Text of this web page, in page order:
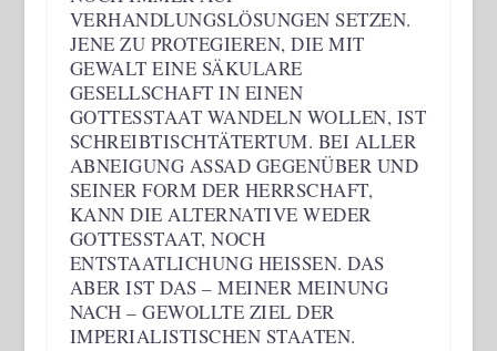
VERHANDLUNGSLÖSUNGEN SETZEN.
JENE ZU PROTEGIEREN, DIE MIT
GEWALT EINE SÄKULARE
GESELLSCHAFT IN EINEN
GOTTESSTAAT WANDELN WOLLEN, IST
SCHREIBTISCHTÄTERTUM. BEI ALLER
ABNEIGUNG ASSAD GEGENÜBER UND
SEINER FORM DER HERRSCHAFT,
KANN DIE ALTERNATIVE WEDER
GOTTESSTAAT, NOCH
ENTSTAATLICHUNG HEISSEN. DAS A
BER IST DAS – MEINER MEINUNG N
ACH – GEWOLLTE ZIEL DER I
MPERIALISTISCHEN STAATEN.